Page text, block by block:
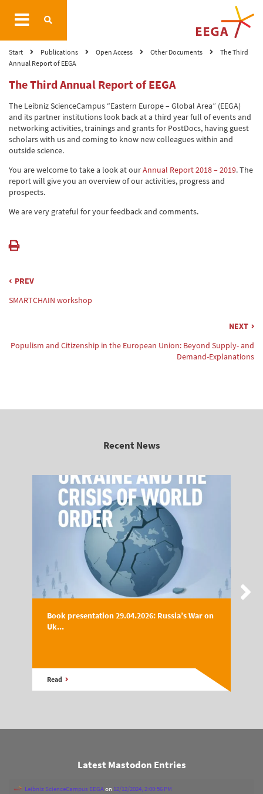
Start Publications Open Access Other Documents
The Third
Annual Report of EEGA
The Third Annual Report of EEGA
The Leibniz ScienceCampus “Eastern Europe – Global Area” (EEGA)
and its partner institutions look back at a third year full of events and
networking activities, trainings and grants for PostDocs, having guest
scholars with us and coming to know new colleagues within and
outside science.
You are welcome to take a look at ourAnnual Report 2018 – 2019. The
report will give you an overview of our activities, progress and
prospects.
We are very grateful for your feedback and comments.
PREV
SMARTCHAIN workshop
NEXT
Populism and Citizenship in the European Union: Beyond Supply- and
Demand-Explanations
Recent News
Book presentation 29.04.2026: Russia’s War on
Uk...
Read
Latest Mastodon Entries
Leibniz ScienceCampus EEGAon 12/12/2024, 2:00:56 PM